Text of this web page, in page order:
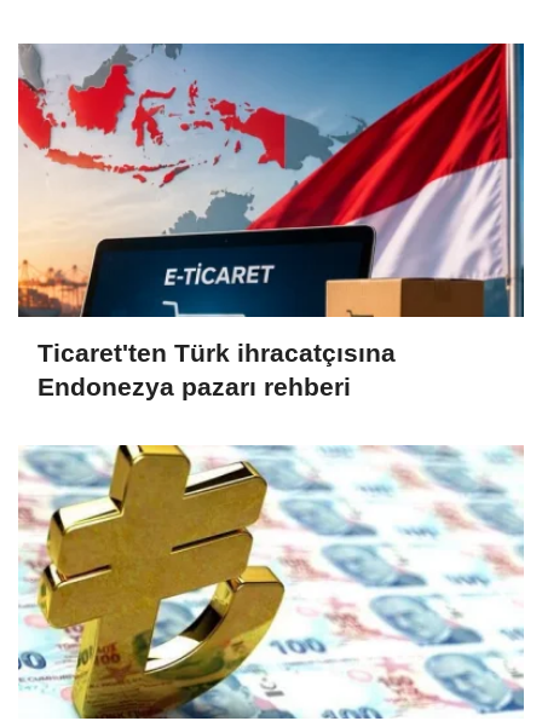
Ticaret'ten Türk ihracatçısına
Endonezya pazarı rehberi